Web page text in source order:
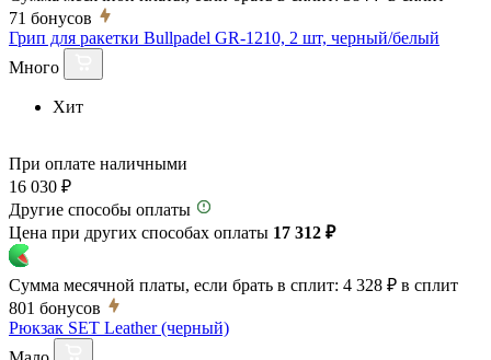
71 бонусов
Грип для ракетки Bullpadel GR-1210, 2 шт, черный/белый
Много
Хит
При оплате наличными
16 030 ₽
Другие способы оплаты
Цена при других способах оплаты 17 312 ₽
Сумма месячной платы, если брать в сплит: 4 328 ₽ в сплит
801 бонусов
Рюкзак SET Leather (черный)